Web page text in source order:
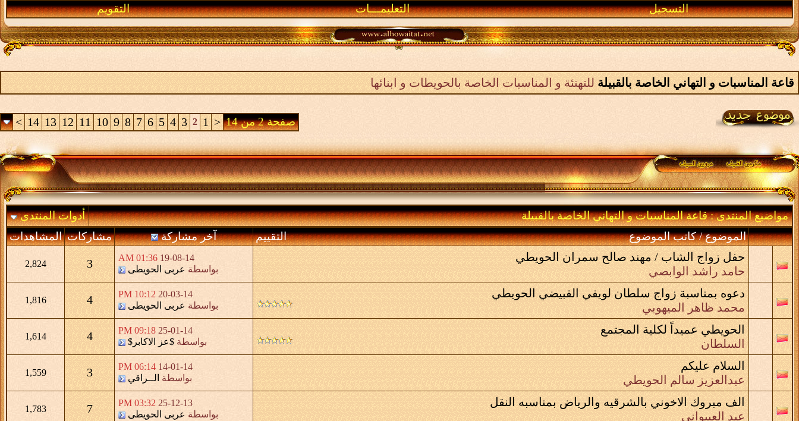
التسجيل التعليمـــات التقويم
قاعة المناسبات و التهاني الخاصة بالقبيلة للتهنئة و المناسبات الخاصة بالحويطات و ابنائها
صفحة 2 من 14 <
1
2
3
4
5
6
7
8
9
10
11
12
13
14
>
مواضيع المنتدى: قاعة المناسبات و التهاني الخاصة بالقبيلة
أدوات المنتدى
التقييم
الموضوع/كاتب الموضوع آخر مشاركة مشاركات المشاهدات
حفل زواج الشاب / مهند صالح سمران الحويطي
حامد راشد الوابصي
19-08-14
01:36 AM
بواسطة عربى الحويطى 3
2,824
دعوه بمناسبة زواج سلطان لويفي القبيضي الحويطي
محمد ظاهر الميهوبي
20-03-14
10:12 PM
بواسطة عربى الحويطى 4
1,816
الحويطي عميداً لكلية المجتمع
السلطان
25-01-14
09:18 PM
بواسطة $عز الاكابر$ 4
1,614
السلام عليكم
عبدالعزيز سالم الحويطي
14-01-14
06:14 PM
بواسطة الــراقي 3
1,559
الف مبروك الاخوني بالشرقيه والرياض بمناسبه النقل
عيد العبيواني
25-12-13
03:32 PM
بواسطة عربى الحويطى 7
1,783